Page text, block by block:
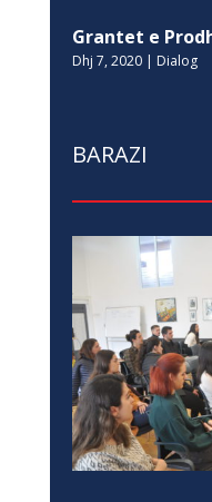
Grantet e
Dhj 7, 2020| Dialog
BARAZI